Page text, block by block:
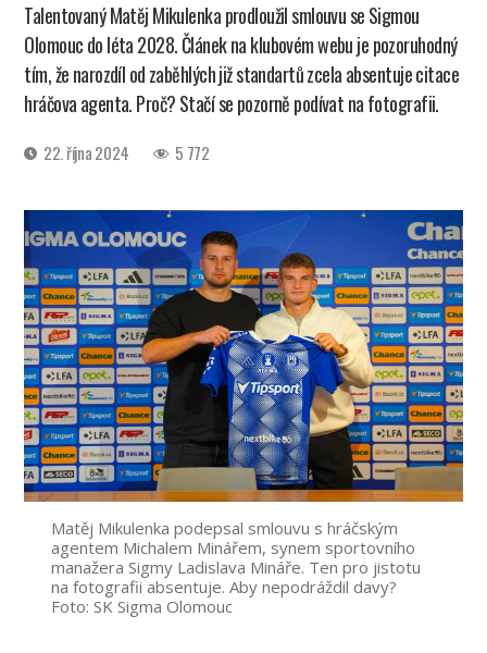
Talentovaný Matěj Mikulenka prodloužil smlouvu se Sigmou
Olomouc do léta 2028. Článek na klubovém webu je pozoruhodný
tím, že narozdíl od zaběhlých již standartů zcela absentuje citace
hráčova agenta. Proč? Stačí se pozorně podívat na fotografii.
Datum22. října 2024 5 772
Matěj Mikulenka podepsal smlouvu s hráčským
agentem Michalem Minářem, synem sportovního
manažera Sigmy Ladislava Mináře. Ten pro jistotu
na fotografii absentuje. Aby nepodráždil davy?
Foto: SK Sigma Olomouc